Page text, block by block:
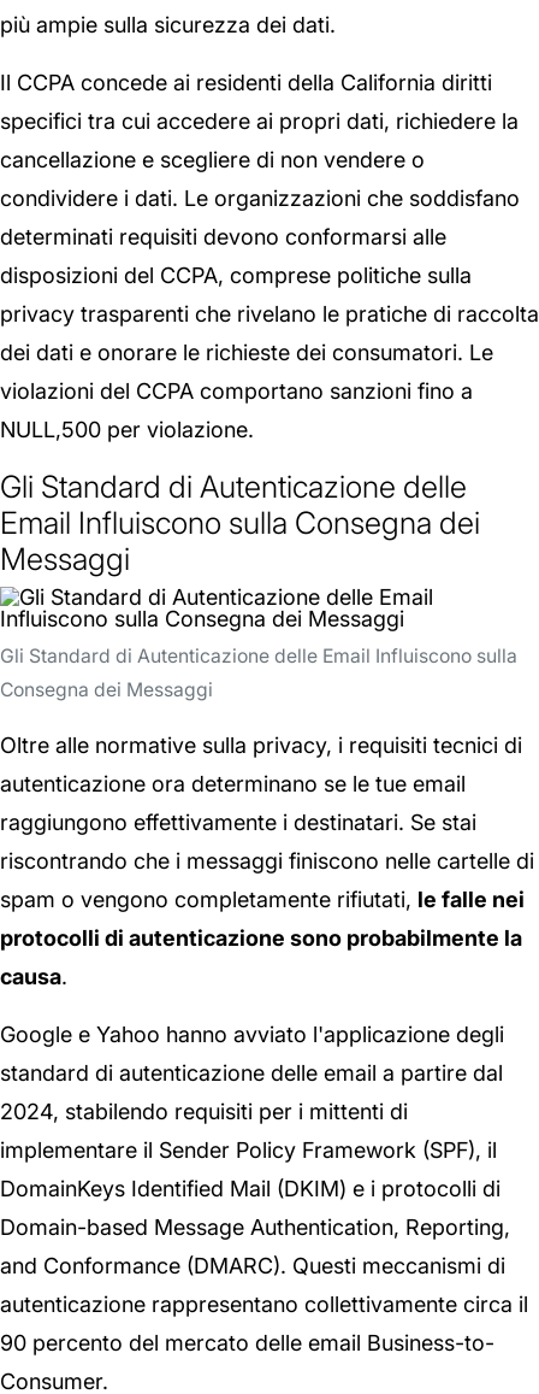
più ampie sulla sicurezza dei dati.
Il CCPA concede ai residenti della California diritti
specifici tra cui accedere ai propri dati, richiedere la
cancellazione e scegliere di non vendere o
condividere i dati. Le organizzazioni che soddisfano
determinati requisiti devono conformarsi alle
disposizioni del CCPA, comprese politiche sulla
privacy trasparenti che rivelano le pratiche di raccolta
dei dati e onorare le richieste dei consumatori. Le
violazioni del CCPA comportano sanzioni fino a
NULL,500 per violazione.
Gli Standard di Autenticazione delle
Email Influiscono sulla Consegna dei
Messaggi
Gli Standard di Autenticazione delle Email Influiscono sulla
Consegna dei Messaggi
Oltre alle normative sulla privacy, i requisiti tecnici di
autenticazione ora determinano se le tue email
raggiungono effettivamente i destinatari. Se stai
riscontrando che i messaggi finiscono nelle cartelle di
spam o vengono completamente rifiutati, le falle nei
protocolli di autenticazione sono probabilmente la
causa.
Google e Yahoo hanno avviato l'applicazione degli
standard di autenticazione delle email a partire dal
2024, stabilendo requisiti per i mittenti di
implementare il Sender Policy Framework (SPF), il
DomainKeys Identified Mail (DKIM) e i protocolli di
Domain-based Message Authentication, Reporting,
and Conformance (DMARC). Questi meccanismi di
autenticazione rappresentano collettivamente circa il
90 percento del mercato delle email Business-to-
Consumer.